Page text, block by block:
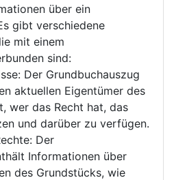
über ein
gibt verschiedene
mit einem
sind:
Der Grundbuchauszug
aktuellen Eigentümer des
wer das Recht hat, das
und darüber zu verfügen.
Der
Informationen über
des Grundstücks, wie